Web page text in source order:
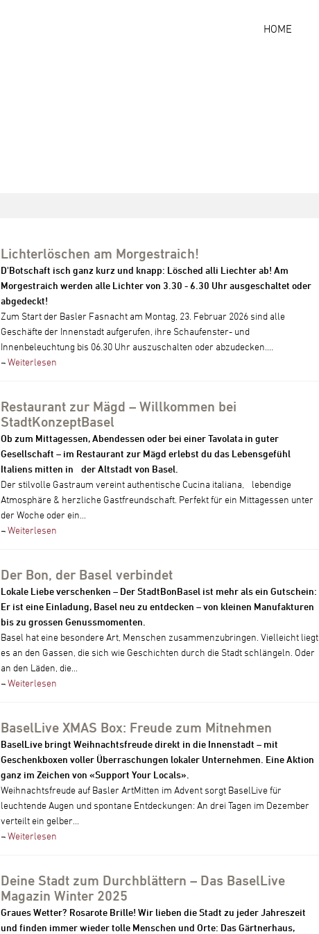
HOME
Lichterlöschen am Morgestraich!
D'Botschaft isch ganz kurz und knapp: Lösched alli Liechter ab! Am
Morgestraich werden alle Lichter von 3.30 - 6.30 Uhr ausgeschaltet oder
abgedeckt!
Zum Start der Basler Fasnacht am Montag, 23. Februar 2026 sind alle
Geschäfte der Innenstadt aufgerufen, ihre Schaufenster- und
Innenbeleuchtung bis 06.30 Uhr auszuschalten oder abzudecken....
¬Weiterlesen
Restaurant zur Mägd – Willkommen bei
StadtKonzeptBasel
Ob zum Mittagessen, Abendessen oder bei einer Tavolata in guter
Gesellschaft – im Restaurant zur Mägd erlebst du das Lebensgefühl
Italiens mitten in der Altstadt von Basel.
Der stilvolle Gastraum vereint authentische Cucina italiana, lebendige
Atmosphäre & herzliche Gastfreundschaft. Perfekt für ein Mittagessen unter
der Woche oder ein...
¬Weiterlesen
Der Bon, der Basel verbindet
Lokale Liebe verschenken – Der StadtBonBasel ist mehr als ein Gutschein:
Er ist eine Einladung, Basel neu zu entdecken – von kleinen Manufakturen
bis zu grossen Genussmomenten.
Basel hat eine besondere Art, Menschen zusammenzubringen. Vielleicht liegt
es an den Gassen, die sich wie Geschichten durch die Stadt schlängeln. Oder
an den Läden, die...
¬Weiterlesen
BaselLive XMAS Box: Freude zum Mitnehmen
BaselLive bringt Weihnachtsfreude direkt in die Innenstadt – mit
Geschenkboxen voller Überraschungen lokaler Unternehmen. Eine Aktion
ganz im Zeichen von «Support Your Locals».
Weihnachtsfreude auf Basler ArtMitten im Advent sorgt BaselLive für
leuchtende Augen und spontane Entdeckungen: An drei Tagen im Dezember
verteilt ein gelber...
¬Weiterlesen
Deine Stadt zum Durchblättern – Das BaselLive
Magazin Winter 2025
Graues Wetter? Rosarote Brille! Wir lieben die Stadt zu jeder Jahreszeit
und finden immer wieder tolle Menschen und Orte: Das Gärtnerhaus,